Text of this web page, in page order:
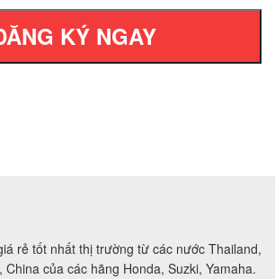
KÝ NGAY
rẻ tốt nhất thị trường từ các nước Thailand,
China của các hãng Honda, Suzki, Yamaha.